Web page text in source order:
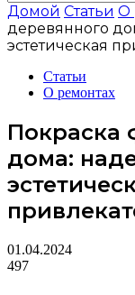
Домой Статьи О
деревянного
эстетическая
Статьи
О ремонтах
Покраска
дома:
01.04.2024
497